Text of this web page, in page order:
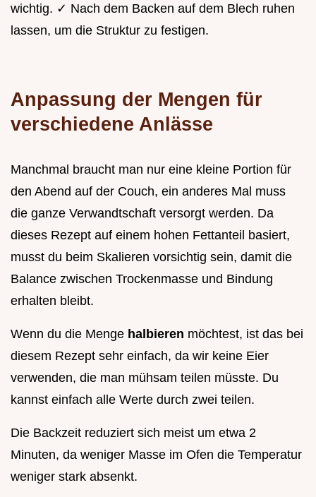
wichtig. ✓ Nach dem Backen auf dem Blech ruhen
lassen, um die Struktur zu festigen.
Anpassung der Mengen für
verschiedene Anlässe
Manchmal braucht man nur eine kleine Portion für
den Abend auf der Couch, ein anderes Mal muss
die ganze Verwandtschaft versorgt werden. Da
dieses Rezept auf einem hohen Fettanteil basiert,
musst du beim Skalieren vorsichtig sein, damit die
Balance zwischen Trockenmasse und Bindung
erhalten bleibt.
Wenn du die Menge halbieren möchtest, ist das bei
diesem Rezept sehr einfach, da wir keine Eier
verwenden, die man mühsam teilen müsste. Du
kannst einfach alle Werte durch zwei teilen.
Die Backzeit reduziert sich meist um etwa 2
Minuten, da weniger Masse im Ofen die Temperatur
weniger stark absenkt.